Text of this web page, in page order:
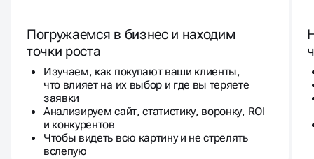
Погружаемся в бизнес и находим
точки роста
Изучаем, как покупают ваши клиенты,
что влияет на их выбор и где вы теряете
заявки
Анализируем сайт, статистику, воронку, ROI
и конкурентов
Чтобы видеть всю картину и не стрелять
вслепую